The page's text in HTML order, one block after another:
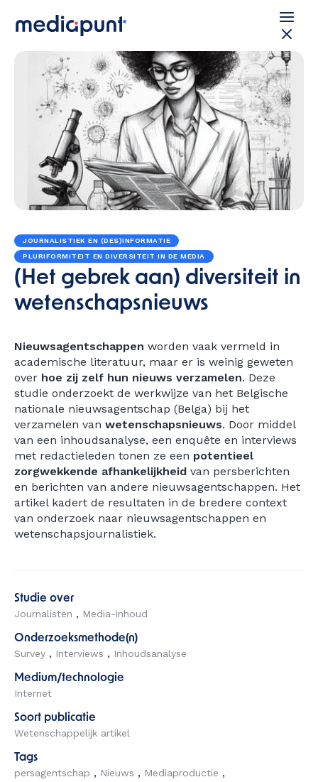
JOURNALISTIEK EN (DES)INFORMATIE
PLURIFORMITEIT EN DIVERSITEIT IN DE MEDIA
(Het gebrek aan) diversiteit in
wetenschapsnieuws
Nieuwsagentschappen worden vaak vermeld in
academische literatuur, maar er is weinig geweten
over hoe zij zelf hun nieuws verzamelen. Deze
studie onderzoekt de werkwijze van het Belgische
nationale nieuwsagentschap (Belga) bij het
verzamelen van wetenschapsnieuws. Door middel
van een inhoudsanalyse, een enquête en interviews
met redactieleden tonen ze een potentieel
zorgwekkende afhankelijkheid van persberichten
en berichten van andere nieuwsagentschappen. Het
artikel kadert de resultaten in de bredere context
van onderzoek naar nieuwsagentschappen en
wetenschapsjournalistiek.
Studie over
Journalisten
Media-inhoud
Onderzoeksmethode(n)
Survey
Interviews Inhoudsanalyse
Medium/technologie
Internet
Soort publicatie
Wetenschappelijk artikel
Tags
persagentschap
Nieuws
Mediaproductie